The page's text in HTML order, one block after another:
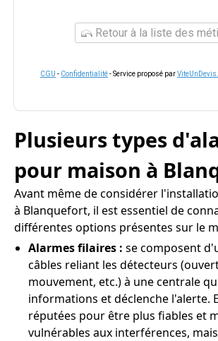
Retour à la liste des
CGU - Confidentialité- Service proposé par
Plusieurs types
pour maison à
Avant même de considérer
à Blanquefort, il est essentiel de
différentes options présentes sur le
Alarmes filaires : se composent
câbles reliant les détecteurs
mouvement, etc.) à une centrale
informations et déclenche l'alerte.
réputées pour être plus fiables et
vulnérables aux interférences,